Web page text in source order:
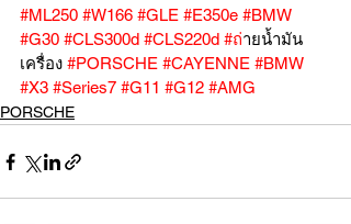
#ML250 #W166 #GLE #E350e #BMW
#G30 #CLS300d #CLS220d #ถ่ายน้ำมัน
เครื่อง #PORSCHE #CAYENNE #BMW
#X3 #Series7 #G11 #G12 #AMG
PORSCHE